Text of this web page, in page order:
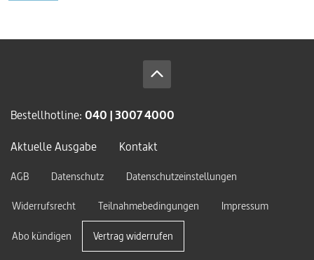
Bestellhotline: 040 | 3007 4000
Aktuelle Ausgabe
Kontakt
AGB Datenschutz
Datenschutzeinstellungen
Widerrufsrecht
Teilnahmebedingungen Impressum
Abo kündigen Vertrag widerrufen